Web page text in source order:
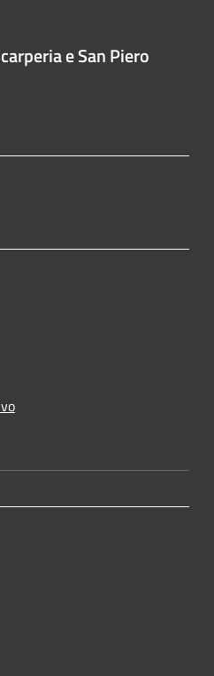
e San Piero